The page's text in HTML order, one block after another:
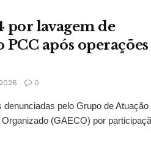
por lavagem de
após operações
0
pelo Grupo de Atuação
(GAECO) por